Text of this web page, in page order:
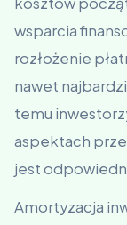
wsparcia
rozłożenie
nawet
temu
aspektach
jest
Amortyzacja